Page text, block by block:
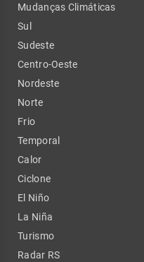
Mudanças Climáticas
Sul
Sudeste
Centro-Oeste
Nordeste
Norte
Frio
Temporal
Calor
Ciclone
El Niño
La Niña
Turismo
Radar RS